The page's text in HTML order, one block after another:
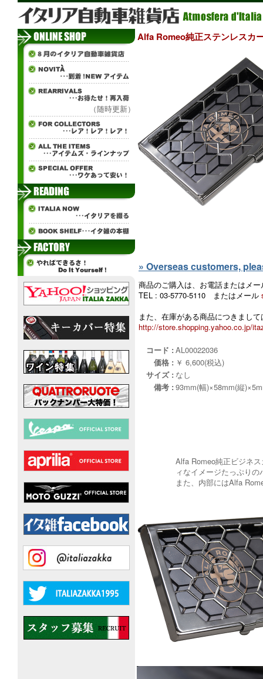
（随時更新）
Alfa Romeo純正ステンレスカ
» Overseas customers,
商品のご購入は、お電話またはメ
TEL : 03-5770-5110 またはメール
また、在庫がある商品につきまし
http://store.shopping.yahoo.co.jp/
コード : AL00022036
価格 : ￥ 6,600(税込)
サイズ : なし
備考 : 93mm(幅)×58mm(縦
Alfa Romeo純正ビジネ
ィなイメージたっぷり
また、内部にはAlfa